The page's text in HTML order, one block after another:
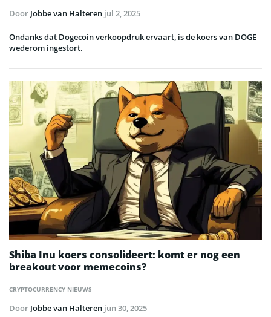
Door Jobbe van Halteren jul 2, 2025
Ondanks dat Dogecoin verkoopdruk ervaart, is de koers van DOGE
wederom ingestort.
CRYPTOCURRENCY NIEUWS
Shiba Inu koers consolideert: komt er nog een
breakout voor memecoins?
Door Jobbe van Halteren jun 30, 2025